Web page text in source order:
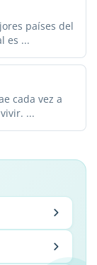
países del
es ...
cada vez a
...